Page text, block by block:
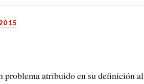
problema atribuido en su definición al